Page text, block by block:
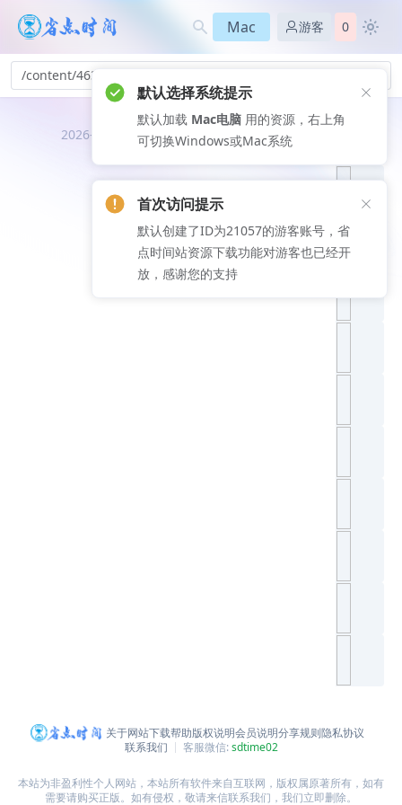
Mac 游客 0
/content/463
2026-08-06
推荐文
关于网站下载帮助版权说明会员说明分享规则隐私协议
联系我们
客服微信:sdtime02
本站为非盈利性个人网站，本站所有软件来自互联网，版权属原著所有，如有
需要请购买正版。如有侵权，敬请来信联系我们，我们立即删除。
默认选择系统提示
默认加载 Mac电脑 用的资源，右上角
可切换Windows或Mac系统
首次访问提示
默认创建了ID为21057的游客账号，省
点时间站资源下载功能对游客也已经开
放，感谢您的支持